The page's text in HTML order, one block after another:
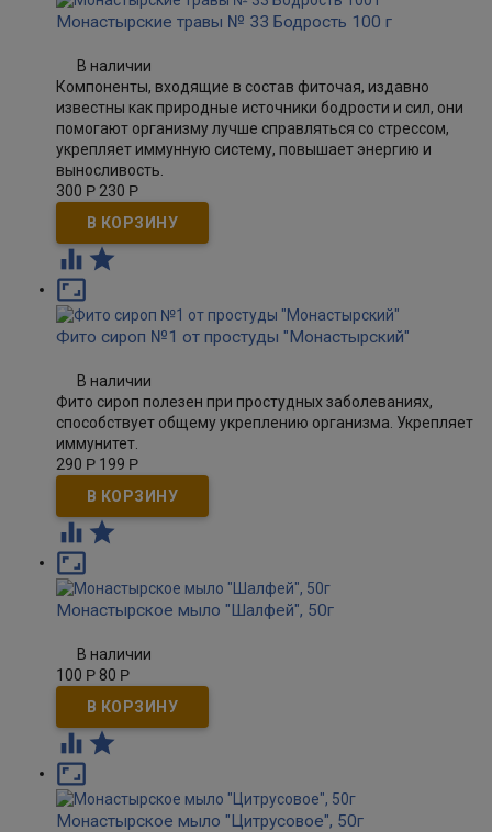
Монастырские травы № 33 Бодрость 100 г
В наличии
Компоненты, входящие в состав фиточая, издавно
известны как природные источники бодрости и сил, они
помогают организму лучше справляться со стрессом,
укрепляет иммунную систему, повышает энергию и
выносливость.
300 Р 230 Р
 

Фито сироп №1 от простуды "Монастырский"
В наличии
Фито сироп полезен при простудных заболеваниях,
способствует общему укреплению организма. Укрепляет
иммунитет.
290 Р 199 Р
 

Монастырское мыло "Шалфей", 50г
В наличии
100 Р 80 Р
 

Монастырское мыло "Цитрусовое", 50г